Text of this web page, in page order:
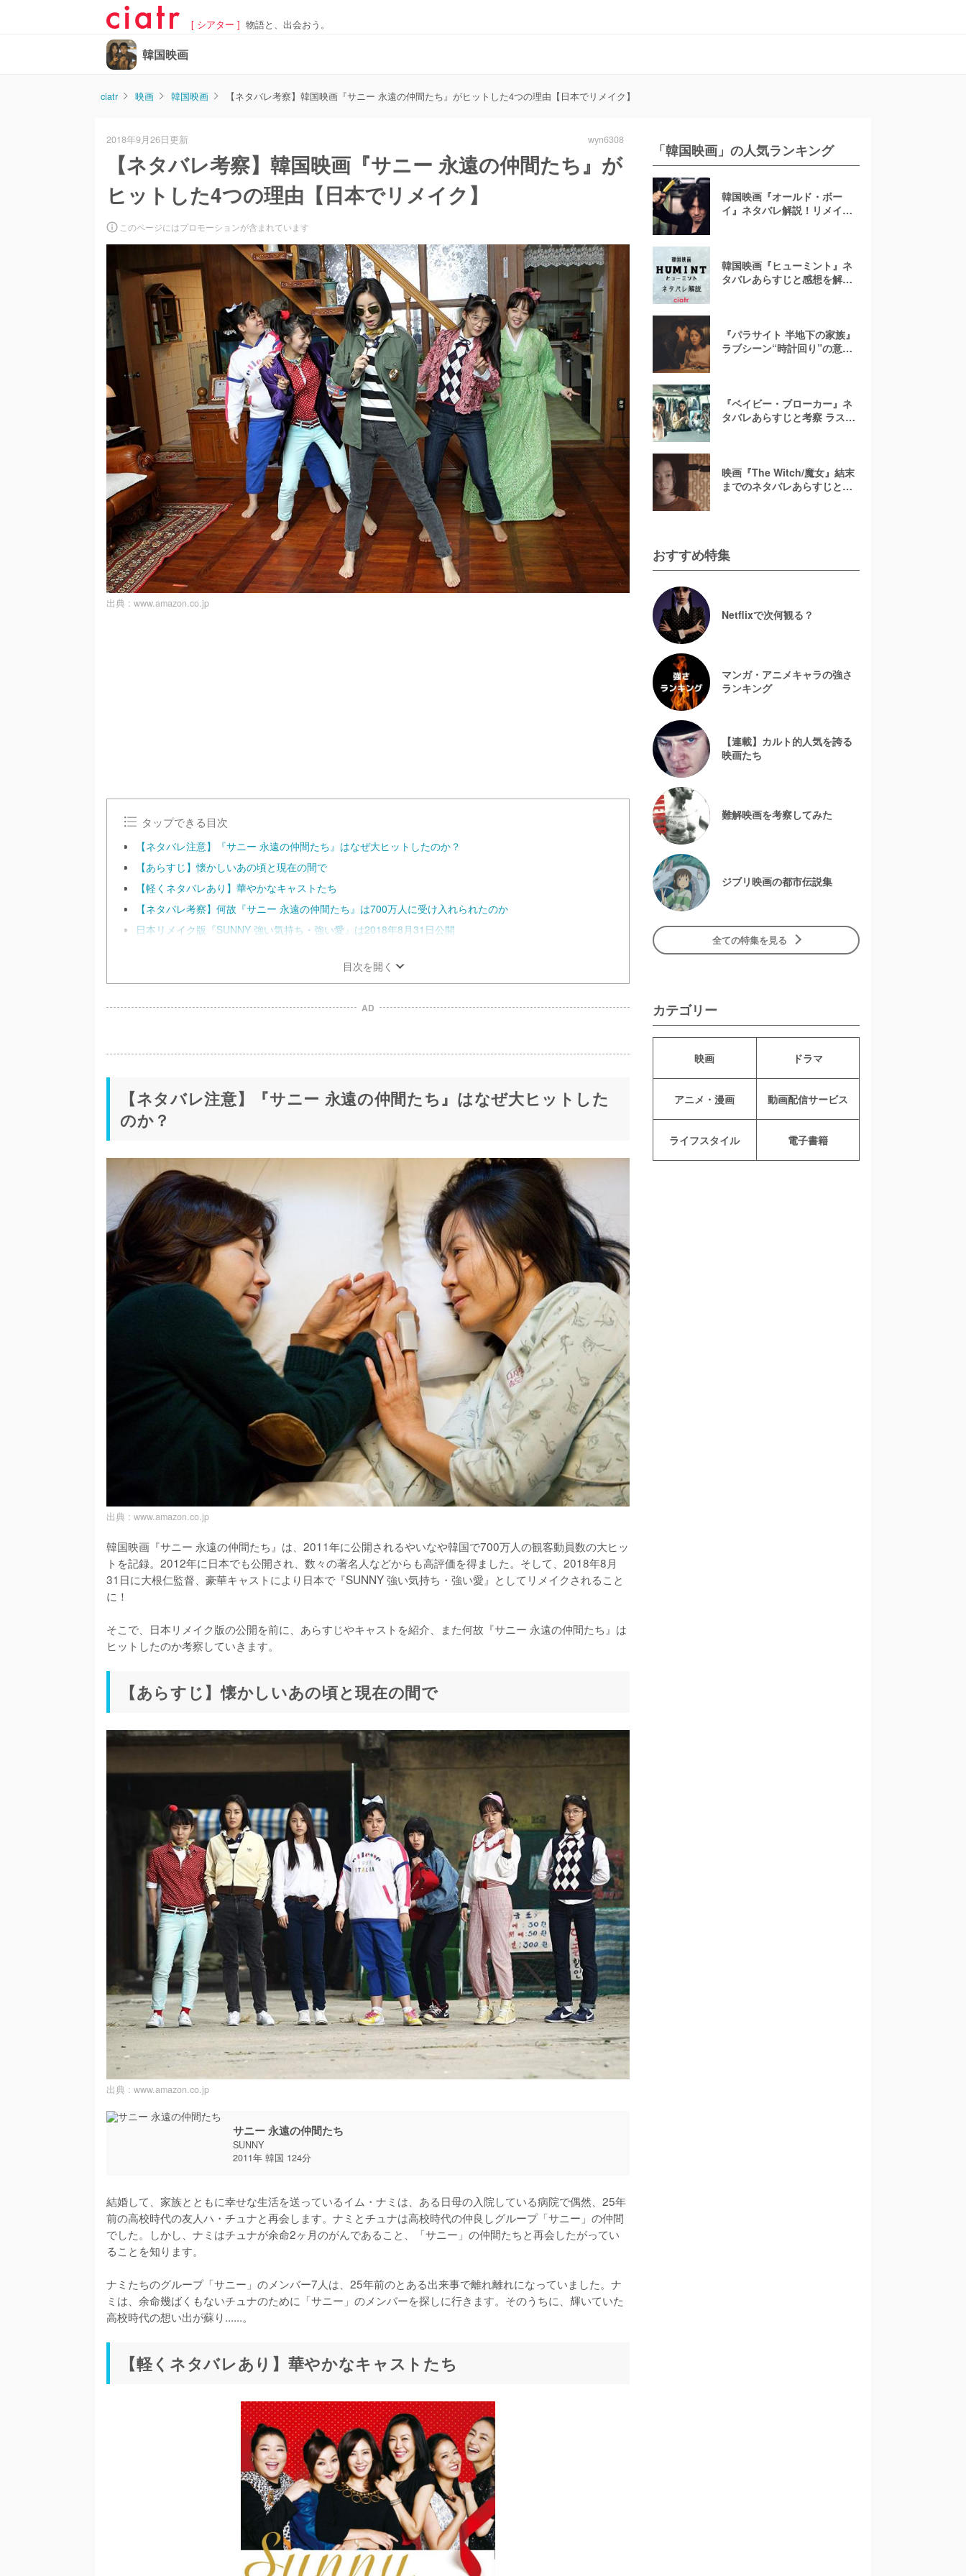
[ シアター ] 物語と、出会おう。
韓国映画
ciatr 映画 韓国映画 【ネタバレ考察】韓国映画『サニー 永遠の仲間たち』がヒットした4つの理由【日本でリメイク】
2018年9月26日更新 wyn6308
【ネタバレ考察】韓国映画『サニー 永遠の仲間たち』が
ヒットした4つの理由【日本でリメイク】
このページにはプロモーションが含まれています
出典 : www.amazon.co.jp
タップできる目次
【ネタバレ注意】『サニー 永遠の仲間たち』はなぜ大ヒットしたのか？
【あらすじ】懐かしいあの頃と現在の間で
【軽くネタバレあり】華やかなキャストたち
【ネタバレ考察】何故『サニー 永遠の仲間たち』は700万人に受け入れられたのか
日本リメイク版『SUNNY 強い気持ち・強い愛』は2018年8月31日公開
目次を開く
AD
【ネタバレ注意】『サニー 永遠の仲間たち』はなぜ大ヒットした
のか？
出典 : www.amazon.co.jp
韓国映画『サニー 永遠の仲間たち』は、2011年に公開されるやいなや韓国で700万人の観客動員数の大ヒッ
トを記録。2012年に日本でも公開され、数々の著名人などからも高評価を得ました。そして、2018年8月
31日に大根仁監督、豪華キャストにより日本で『SUNNY 強い気持ち・強い愛』としてリメイクされること
に！
そこで、日本リメイク版の公開を前に、あらすじやキャストを紹介、また何故『サニー 永遠の仲間たち』は
ヒットしたのか考察していきます。
【あらすじ】懐かしいあの頃と現在の間で
出典 : www.amazon.co.jp
サニー 永遠の仲間たち
SUNNY
2011年 韓国 124分
結婚して、家族とともに幸せな生活を送っているイム・ナミは、ある日母の入院している病院で偶然、25年
前の高校時代の友人ハ・チュナと再会します。ナミとチュナは高校時代の仲良しグループ「サニー」の仲間
でした。しかし、ナミはチュナが余命2ヶ月のがんであること、「サニー」の仲間たちと再会したがってい
ることを知ります。
ナミたちのグループ「サニー」のメンバー7人は、25年前のとある出来事で離れ離れになっていました。ナ
ミは、余命幾ばくもないチュナのために「サニー」のメンバーを探しに行きます。そのうちに、輝いていた
高校時代の想い出が蘇り......。
【軽くネタバレあり】華やかなキャストたち
「韓国映画」の人気ランキング
韓国映画『オールド・ボー
イ』ネタバレ解説！リメイク
韓国映画『ヒューミント』ネ
タバレあらすじと感想を解
『パラサイト 半地下の家族』
ラブシーン“時計回り”の意味
『ベイビー・ブローカー』ネ
タバレあらすじと考察 ラスト
映画『The Witch/魔女』結末
までのネタバレあらすじと感
おすすめ特集
Netflixで次何観る？
マンガ・アニメキャラの強さ
ランキング
【連載】カルト的人気を誇る
映画たち
難解映画を考察してみた
ジブリ映画の都市伝説集
全ての特集を見る
カテゴリー
映画 ドラマ
アニメ・漫画 動画配信サービス
ライフスタイル 電子書籍